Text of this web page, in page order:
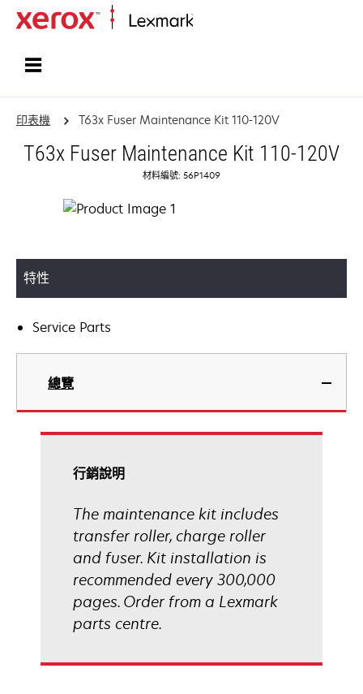
印表機 T63x Fuser Maintenance Kit 110-120V
T63x Fuser Maintenance Kit 110-120V
材料編號: 56P1409
特性
Service Parts
總覽
行銷說明
The maintenance kit includes
transfer roller, charge roller
and fuser. Kit installation is
recommended every 300,000
pages. Order from a Lexmark
parts centre.